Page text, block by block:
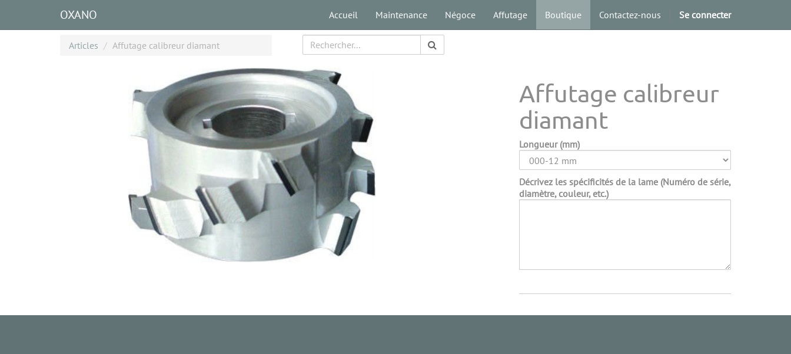
OXANO Accueil Maintenance Négoce Affutage Boutique Contactez-nous Se connecter
Articles Affutage calibreur diamant
Affutage calibreur
diamant
Longueur (mm)
Décrivez les spécificités de la lame (Numéro de série,
diamètre, couleur, etc.)